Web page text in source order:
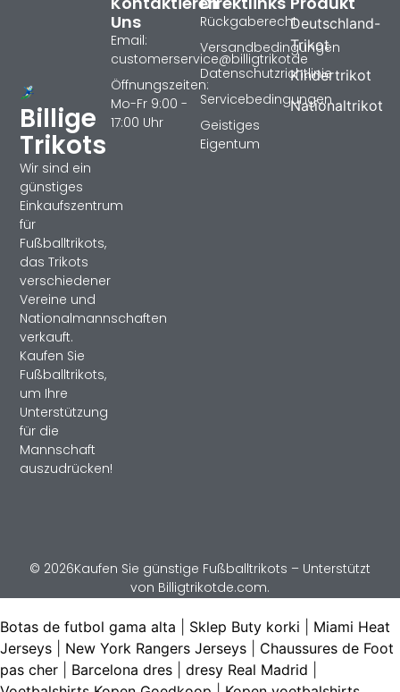
Billige
Trikots
Wir sind ein
günstiges
Einkaufszentrum
für
Fußballtrikots,
das Trikots
verschiedener
Vereine und
Nationalmannschaften
verkauft.
Kaufen Sie
Fußballtrikots,
um Ihre
Unterstützung
für die
Mannschaft
auszudrücken!
Deutschland-
Trikot
Kindertrikot
Nationaltrikot
Rückgaberecht
Versandbedingungen
Datenschutzrichtlinie
Servicebedingungen
Geistiges
Eigentum
Uns
Email:
customerservice@billigtrikotde
Öffnungszeiten:
Mo-Fr 9:00 -
17:00 Uhr
© 2026Kaufen Sie günstige Fußballtrikots – Unterstützt
von Billigtrikotde.com.
Botas de futbol gama alta Sklep Buty korki
Miami Heat
Jerseys
New York Rangers Jerseys
Chaussures de Foot
pas cher
Barcelona dres dresy Real Madrid